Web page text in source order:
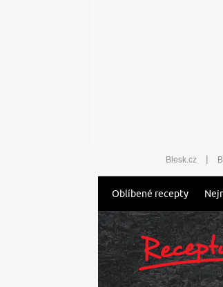
Blesk.cz |
Oblíbené recepty